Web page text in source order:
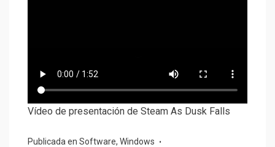
Vídeo de presentación de Steam As Dusk Falls
Publicada en Software, Windows